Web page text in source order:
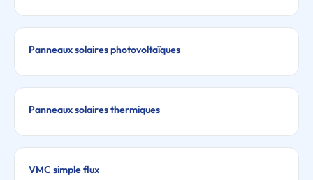
Panneaux solaires photovoltaïques
Panneaux solaires thermiques
VMC simple flux